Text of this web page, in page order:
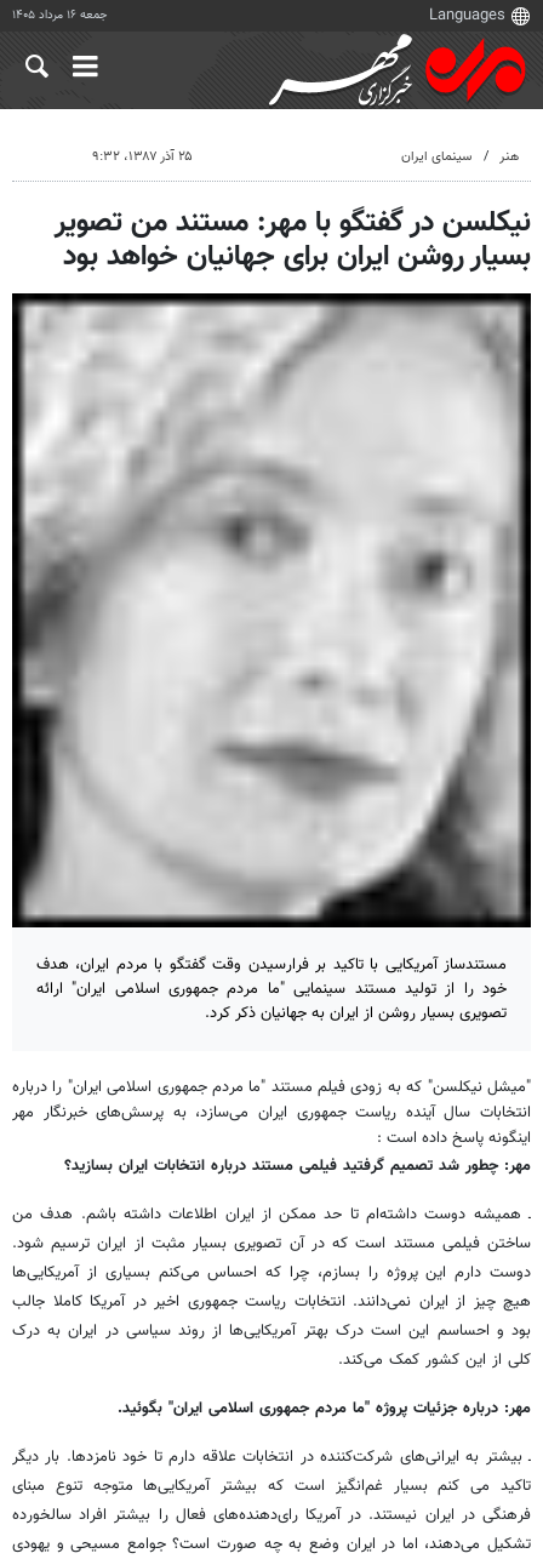
جمعه ۱۶ مرداد ۱۴۰۵
هنر سینمای ایران ۲۵ آذر ۱۳۸۷، ۹:۳۲
نیکلسن در گفتگو با مهر: مستند من تصویر
بسیار روشن ایران برای جهانیان خواهد بود
مستندساز آمریکایی با تاکید بر فرارسیدن وقت گفتگو با مردم ایران، هدف
خود را از تولید مستند سینمایی "ما مردم جمهوری اسلامی ایران" ارائه
تصویری بسیار روشن از ایران به جهانیان ذکر کرد.
"میشل نیکلسن" که به زودی فیلم مستند "ما مردم جمهوری اسلامی ایران" را درباره
انتخابات سال آینده ریاست جمهوری ایران می‌سازد، به پرسش‌های خبرنگار مهر
اینگونه پاسخ داده است :
مهر: چطور شد تصمیم گرفتید فیلمی مستند درباره انتخابات ایران بسازید؟
ـ همیشه دوست داشته‌ام تا حد ممکن از ایران اطلاعات داشته باشم. هدف من
ساختن فیلمی مستند است که در آن تصویری بسیار مثبت از ایران ترسیم شود.
دوست دارم این پروژه را بسازم، چرا که احساس می‌کنم بسیاری از آمریکایی‌ها
هیچ چیز از ایران نمی‌دانند. انتخابات ریاست جمهوری اخیر در آمریکا کاملا جالب
بود و احساسم این است درک بهتر آمریکایی‌ها از روند سیاسی در ایران به درک
کلی از این کشور کمک می‌کند.
مهر: درباره جزئیات پروژه "ما مردم جمهوری اسلامی ایران" بگوئید.
ـ بیشتر به ایرانی‌های شرکت‌کننده در انتخابات علاقه دارم تا خود نامزدها. بار دیگر
تاکید می کنم بسیار غم‌انگیز است که بیشتر آمریکایی‌ها متوجه تنوع مبنای
فرهنگی در ایران نیستند. در آمریکا رای‌دهنده‌های فعال را بیشتر افراد سالخورده
تشکیل می‌دهند، اما در ایران وضع به چه صورت است؟ جوامع مسیحی و یهودی